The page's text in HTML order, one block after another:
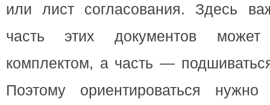
или лист согласования. Здесь
часть этих документов
комплектом, а часть —
Поэтому ориентироваться